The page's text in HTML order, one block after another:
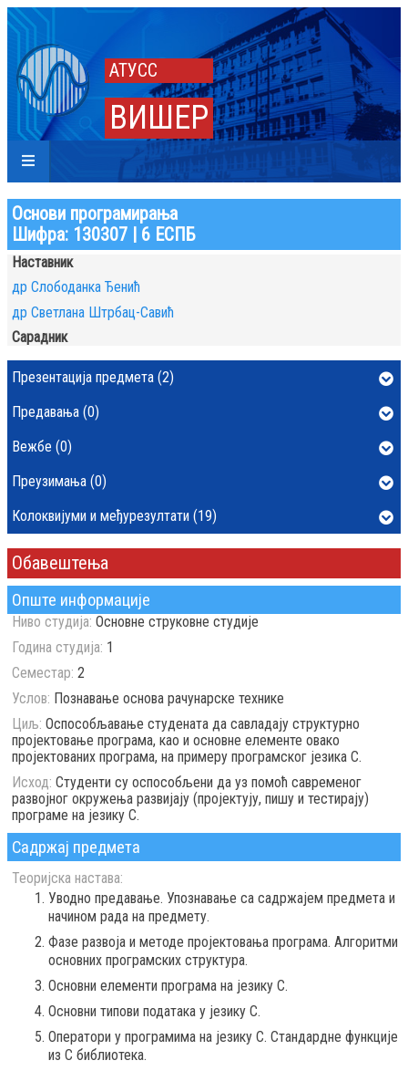
АТУСС
ВИШЕР
Основи програмирања
Шифра: 130307 | 6 ЕСПБ
Опште информације
Ниво студија: Основне струковне студије
Година студија: 1
Семестар: 2
Услов: Познавање основа рачунарске технике
Циљ: Оспособљавање студената да савладају структурно
пројектовање програма, као и основне елементе овако
пројектованих програма, на примеру програмског језика C.
Исход: Студенти су оспособљени да уз помоћ савременог
развојног окружења развијају (пројектују, пишу и тестирају)
програме на језику C.
Садржај предмета
Теоријска настава:
Уводно предавање. Упознавање са садржајем предмета и
начином рада на предмету.
Фазе развоја и методе пројектовања програма. Алгоритми
основних програмских структура.
Основни елементи програма на језику C.
Основни типови података у језику C.
Оператори у програмима на језику C. Стандардне функције
из C библиотека.
Наставник
др Слободанка Ђенић
др Светлана Штрбац-Савић
Сарадник
Презентација предмета (2)
Предавања (0)
Вежбе (0)
Преузимања (0)
Колоквијуми и међурезултати (19)
Обавештења